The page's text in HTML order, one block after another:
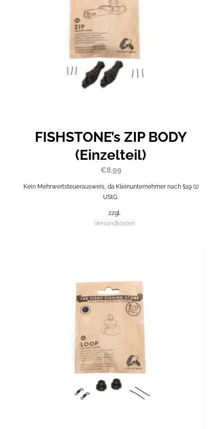
FISHSTONE’s ZIP BODY
(Einzelteil)
€8,99
Kein Mehrwertsteuerausweis, da Kleinunternehmer nach §19 (1)
UStG.
zzgl.
Versandkosten